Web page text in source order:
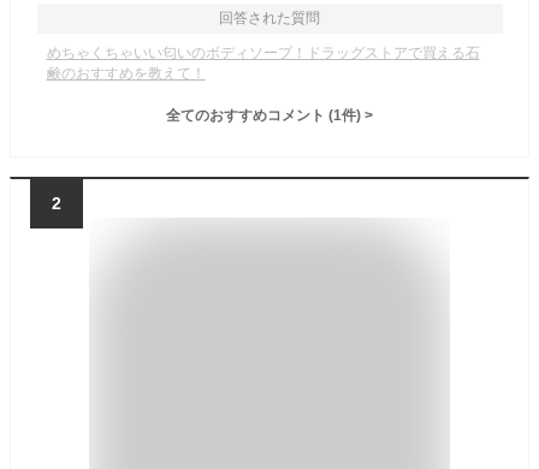
回答された質問
めちゃくちゃいい匂いのボディソープ！ドラッグストアで買える石
鹸のおすすめを教えて！
全てのおすすめコメント (1件) >
2